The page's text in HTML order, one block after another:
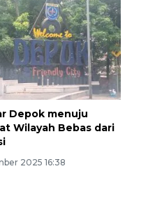
Depok menuju
Wilayah Bebas dari
2025 16:38
II-2026
persen